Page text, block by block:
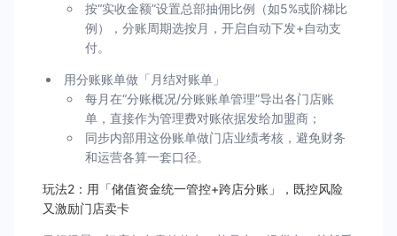
按“实收金额”设置总部抽佣比例（如5%或阶梯比
例），分账周期选按月，开启自动下发+自动支
付。
用分账账单做「月结对账单」
每月在“分账概况/分账账单管理”导出各门店账
单，直接作为管理费对账依据发给加盟商；
同步内部用这份账单做门店业绩考核，避免财务
和运营各算一套口径。
玩法2：用「储值资金统一管控+跨店分账」，既控风险
又激励门店卖卡